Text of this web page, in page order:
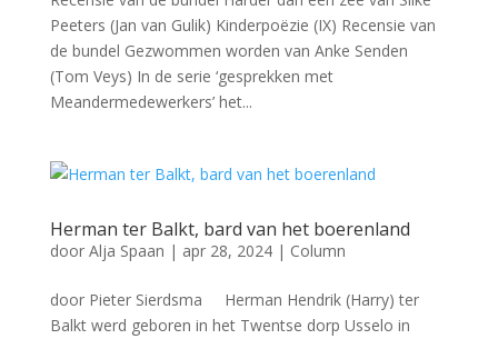
Peeters (Jan van Gulik) Kinderpoëzie (IX) Recensie van
de bundel Gezwommen worden van Anke Senden
(Tom Veys) In de serie ‘gesprekken met
Meandermedewerkers’ het...
Herman ter Balkt, bard van het boerenland
door Alja Spaan | apr 28, 2024| Column
door Pieter Sierdsma Herman Hendrik (Harry) ter
Balkt werd geboren in het Twentse dorp Usselo in